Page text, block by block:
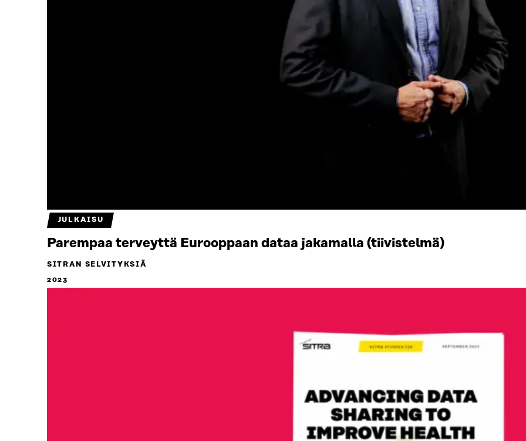
JULKAISU
Parempaa terveyttä Eurooppaan dataa jakamalla (tiivistelmä)
SITRAN SELVITYKSIÄ
2023